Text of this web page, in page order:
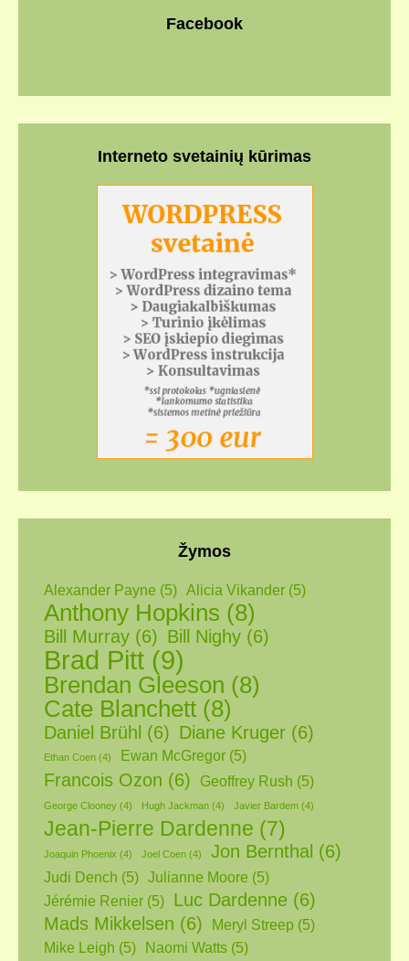
Facebook
Interneto svetainių kūrimas
Žymos
Alexander Payne (5) Alicia Vikander (5)
Anthony Hopkins (8)
Bill Murray (6) Bill Nighy (6)
Brad Pitt (9)
Brendan Gleeson (8)
Cate Blanchett (8)
Daniel Brühl (6) Diane Kruger (6)
Ethan Coen (4) Ewan McGregor (5)
Francois Ozon (6) Geoffrey Rush (5)
George Clooney (4) Hugh Jackman (4) Javier Bardem (4)
Jean-Pierre Dardenne (7)
Joaquin Phoenix (4) Joel Coen (4) Jon Bernthal (6)
Judi Dench (5) Julianne Moore (5)
Jérémie Renier (5) Luc Dardenne (6)
Mads Mikkelsen (6) Meryl Streep (5)
Mike Leigh (5) Naomi Watts (5)